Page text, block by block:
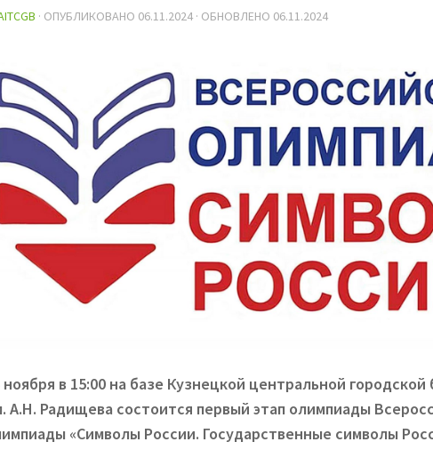
· ОПУБЛИКОВАНО 06.11.2024 · ОБНОВЛЕНО 06.11.2024
ноября в 15:00 на базе Кузнецкой центральной
А.Н. Радищева состоится первый этап олимпиады
«Символы России. Государственные символы